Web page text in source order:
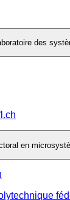
des
en